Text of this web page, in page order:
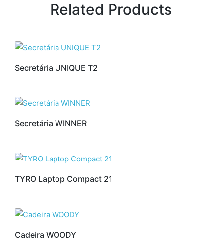
Related Products
Secretária UNIQUE T2
Secretária WINNER
TYRO Laptop Compact 21
Cadeira WOODY